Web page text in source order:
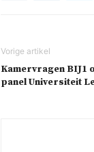
Kamervragen BIJ1
panel Universiteit